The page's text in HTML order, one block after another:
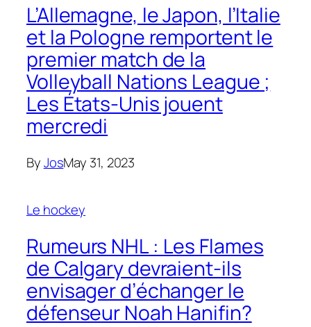
L’Allemagne, le Japon, l’Italie
et la Pologne remportent le
premier match de la
Volleyball Nations League ;
Les États-Unis jouent
mercredi
ByJosMay 31, 2023
Le hockey
Rumeurs NHL : Les Flames
de Calgary devraient-ils
envisager d’échanger le
défenseur Noah Hanifin?